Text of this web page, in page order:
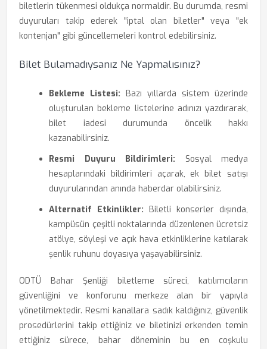
biletlerin tükenmesi oldukça normaldir. Bu durumda, resmi
duyuruları takip ederek "iptal olan biletler" veya "ek
kontenjan" gibi güncellemeleri kontrol edebilirsiniz.
Bilet Bulamadıysanız Ne Yapmalısınız?
Bekleme Listesi: Bazı yıllarda sistem üzerinde
oluşturulan bekleme listelerine adınızı yazdırarak,
bilet iadesi durumunda öncelik hakkı
kazanabilirsiniz.
Resmi Duyuru Bildirimleri: Sosyal medya
hesaplarındaki bildirimleri açarak, ek bilet satışı
duyurularından anında haberdar olabilirsiniz.
Alternatif Etkinlikler: Biletli konserler dışında,
kampüsün çeşitli noktalarında düzenlenen ücretsiz
atölye, söyleşi ve açık hava etkinliklerine katılarak
şenlik ruhunu doyasıya yaşayabilirsiniz.
ODTÜ Bahar Şenliği biletleme süreci, katılımcıların
güvenliğini ve konforunu merkeze alan bir yapıyla
yönetilmektedir. Resmi kanallara sadık kaldığınız, güvenlik
prosedürlerini takip ettiğiniz ve biletinizi erkenden temin
ettiğiniz sürece, bahar döneminin bu en coşkulu